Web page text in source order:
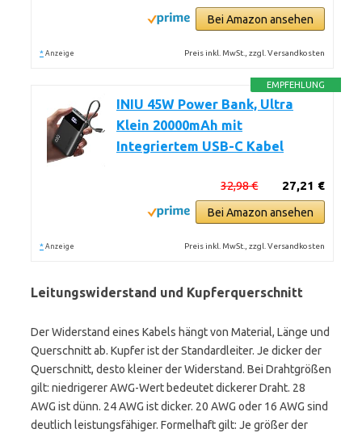
Bei Amazon ansehen
* Anzeige Preis inkl. MwSt., zzgl. Versandkosten
EMPFEHLUNG
INIU 45W Power Bank, Ultra
Klein 20000mAh mit
Integriertem USB-C Kabel
27,21 €
32,98 €
Bei Amazon ansehen
* Anzeige Preis inkl. MwSt., zzgl. Versandkosten
Leitungswiderstand und Kupferquerschnitt
Der Widerstand eines Kabels hängt von Material, Länge und
Querschnitt ab. Kupfer ist der Standardleiter. Je dicker der
Querschnitt, desto kleiner der Widerstand. Bei Drahtgrößen
gilt: niedrigerer AWG-Wert bedeutet dickerer Draht. 28
AWG ist dünn. 24 AWG ist dicker. 20 AWG oder 16 AWG sind
deutlich leistungsfähiger. Formelhaft gilt: Je größer der